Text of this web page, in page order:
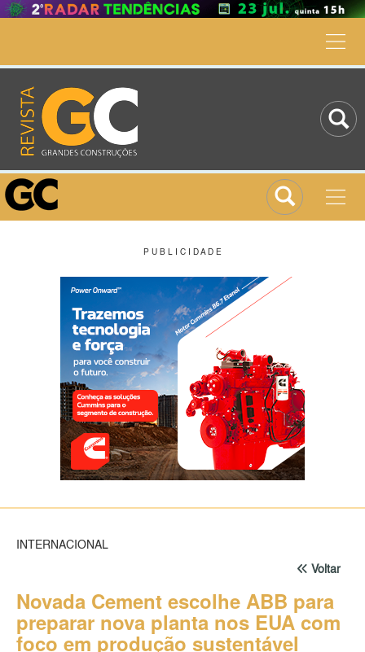
P U B L I C I D A D E
INTERNACIONAL
Voltar
Novada Cement escolhe ABB para
preparar nova planta nos EUA com
foco em produção sustentável